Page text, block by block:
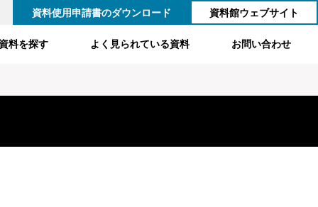
資料使用申請書のダウンロード 資料館ウェブサイト
料を探す よく見られている資料 お問い合わせ